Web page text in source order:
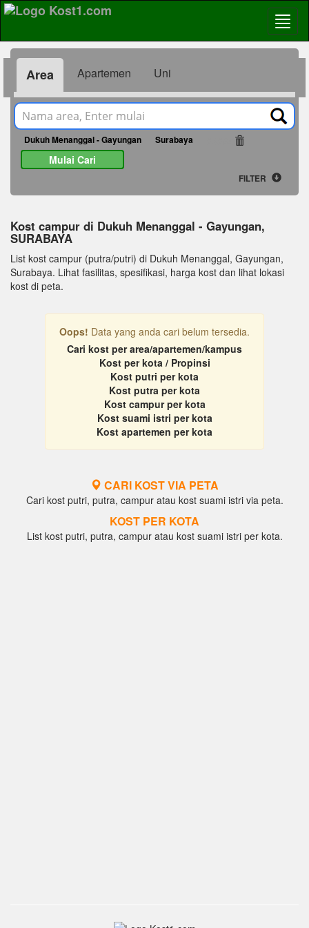
Area Apartemen Uni
Dukuh Menanggal - Gayungan Surabaya
Mulai Cari
FILTER
Kost campur di Dukuh Menanggal - Gayungan,
SURABAYA
List kost campur (putra/putri) di Dukuh Menanggal, Gayungan,
Surabaya. Lihat fasilitas, spesifikasi, harga kost dan lihat lokasi
kost di peta.
Oops! Data yang anda cari belum tersedia.
Cari kost per area/apartemen/kampus
Kost per kota / Propinsi
Kost putri per kota
Kost putra per kota
Kost campur per kota
Kost suami istri per kota
Kost apartemen per kota
CARI KOST VIA PETA
Cari kost putri, putra, campur atau kost suami istri via peta.
KOST PER KOTA
List kost putri, putra, campur atau kost suami istri per kota.